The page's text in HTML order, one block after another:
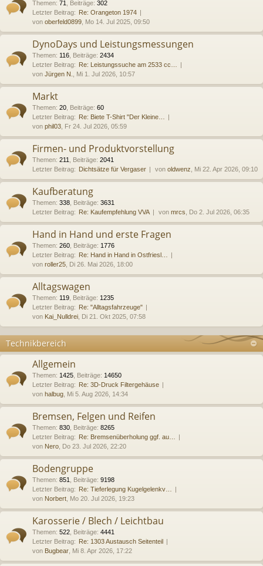
Themen: 71 Beiträge: 302
Letzter Beitrag: Re: Orangeton 1974
von oberfeld0899 , Mo 14. Jul 2025, 09:50
DynoDays und Leistungsmessungen
Themen: 116 Beiträge: 2434
Letzter Beitrag: Re: Leistungssuche am 2533 cc…
von Jürgen N. , Mi 1. Jul 2026, 10:57
Markt
Themen: 20 Beiträge: 60
Letzter Beitrag: Re: Biete T-Shirt "Der Kleine…
von phil03 , Fr 24. Jul 2026, 05:59
Firmen- und Produktvorstellung
Themen: 211 Beiträge: 2041
Letzter Beitrag: Dichtsätze für Vergaser von oldwenz , Mi 22. Apr 2026, 09:10
Kaufberatung
Themen: 338 Beiträge: 3631
Letzter Beitrag: Re: Kaufempfehlung VVA von mrcs , Do 2. Jul 2026, 06:35
Hand in Hand und erste Fragen
Themen: 260 Beiträge: 1776
Letzter Beitrag: Re: Hand in Hand in Ostfriesl…
von roller25 , Di 26. Mai 2026, 18:00
Alltagswagen
Themen: 119 Beiträge: 1235
Letzter Beitrag: Re: "Alltagsfahrzeuge"
von Kai_Nulldrei , Di 21. Okt 2025, 07:58
Technikbereich
Allgemein
Themen: 1425 Beiträge: 14650
Letzter Beitrag: Re: 3D-Druck Filtergehäuse
von halbug , Mi 5. Aug 2026, 14:34
Bremsen, Felgen und Reifen
Themen: 830 Beiträge: 8265
Letzter Beitrag: Re: Bremsenüberholung ggf. au…
von Nero , Do 23. Jul 2026, 22:20
Bodengruppe
Themen: 851 Beiträge: 9198
Letzter Beitrag: Re: Tieferlegung Kugelgelenkv…
von Norbert , Mo 20. Jul 2026, 19:23
Karosserie / Blech / Leichtbau
Themen: 522 Beiträge: 4441
Letzter Beitrag: Re: 1303 Austausch Seitenteil
von Bugbear , Mi 8. Apr 2026, 17:22